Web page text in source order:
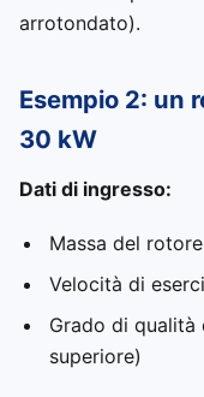
arrotondato).
Esempio 2: un
30 kW
Dati di ingresso:
Massa del
Velocità di
Grado di qualità
superiore)